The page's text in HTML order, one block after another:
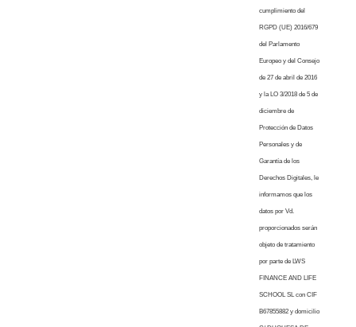
cumplimiento del
RGPD (UE) 2016/679
del Parlamento
Europeo y del Consejo
de 27 de abril de 2016
y la LO 3/2018 de 5 de
diciembre de
Protección de Datos
Personales y de
Garantía de los
Derechos Digitales, le
informamos que los
datos por Vd.
proporcionados serán
objeto de tratamiento
por parte de LWS
FINANCE AND LIFE
SCHOOL SL con CIF
B67855882 y domicilio